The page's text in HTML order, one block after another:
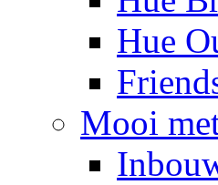
Hue
Mooi